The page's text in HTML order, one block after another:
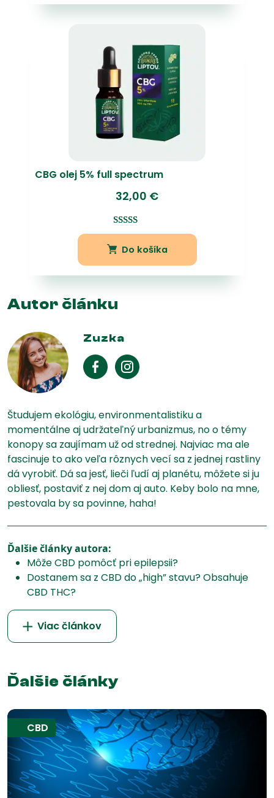
zákazníckej
CBG olej 5% full spectrum
32,00 €
Hodnotenie
3.43z
základe
7
recenzie
Do košíka
Autor článku
Zuzka
Študujem ekológiu, environmentalistiku a
momentálne aj udržateľný urbanizmus, no o témy
konopy sa zaujímam už od strednej. Najviac ma ale
fascinuje to ako veľa rôznych vecí sa z jednej rastliny
dá vyrobiť. Dá sa jesť, lieči ľudí aj planétu, môžete si ju
obliesť, postaviť z nej dom aj auto. Keby bolo na mne,
pestovala by sa povinne, haha!
Ďalšie články autora:
Môže CBD pomôcť pri epilepsii?
Dostanem sa z CBD do „high” stavu? Obsahuje
CBD THC?
Viac článkov
Ďalšie články
CBD